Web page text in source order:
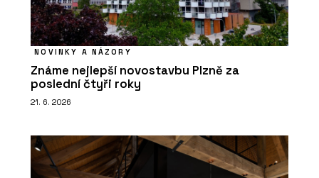
NOVINKY A NÁZORY
Známe nejlepší novostavbu Plzně za
poslední čtyři roky
21. 6. 2026